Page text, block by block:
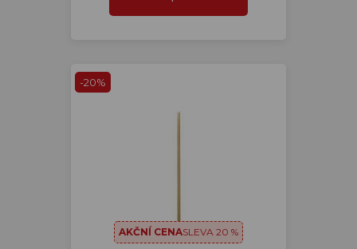
-20%
AKČNÍ CENASLEVA 20 %